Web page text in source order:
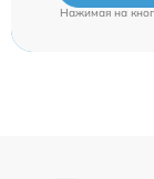
Нажимая на